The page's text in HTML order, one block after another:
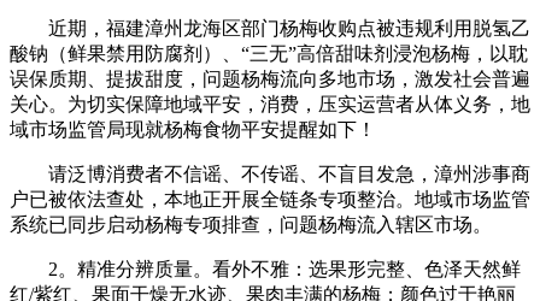
近期，福建漳州龙海区部门杨梅收购点被违规利用脱氢乙
酸钠（鲜果禁用防腐剂）、“三无”高倍甜味剂浸泡杨梅，以耽
误保质期、提拔甜度，问题杨梅流向多地市场，激发社会普遍
关心。为切实保障地域平安，消费，压实运营者从体义务，地
域市场监管局现就杨梅食物平安提醒如下！
请泛博消费者不信谣、不传谣、不盲目发急，漳州涉事商
户已被依法查处，本地正开展全链条专项整治。地域市场监管
系统已同步启动杨梅专项排查，问题杨梅流入辖区市场。
2。精准分辨质量。看外不雅：选果形完整、色泽天然鲜
红/紫红、果面干燥无水迹、果肉丰满的杨梅；颜色过于艳丽